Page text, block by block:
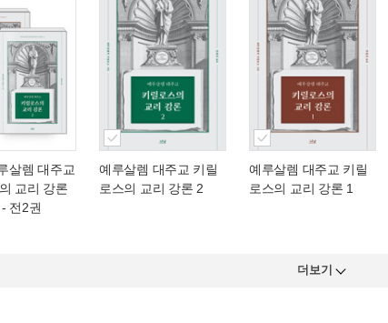
살렘 대주교
교리 강론
전2권
예루살렘 대주교 키릴
로스의 교리 강론 2
예루살렘 대주교 키릴
로스의 교리 강론 1
더보기